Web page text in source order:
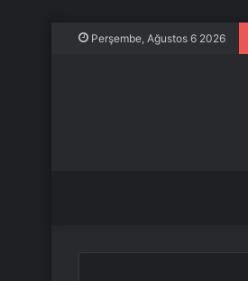
Perşembe, Ağustos 6 2026